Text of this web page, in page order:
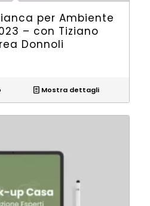
per Ambiente
– con Tiziano
Donnoli
Mostra dettagli